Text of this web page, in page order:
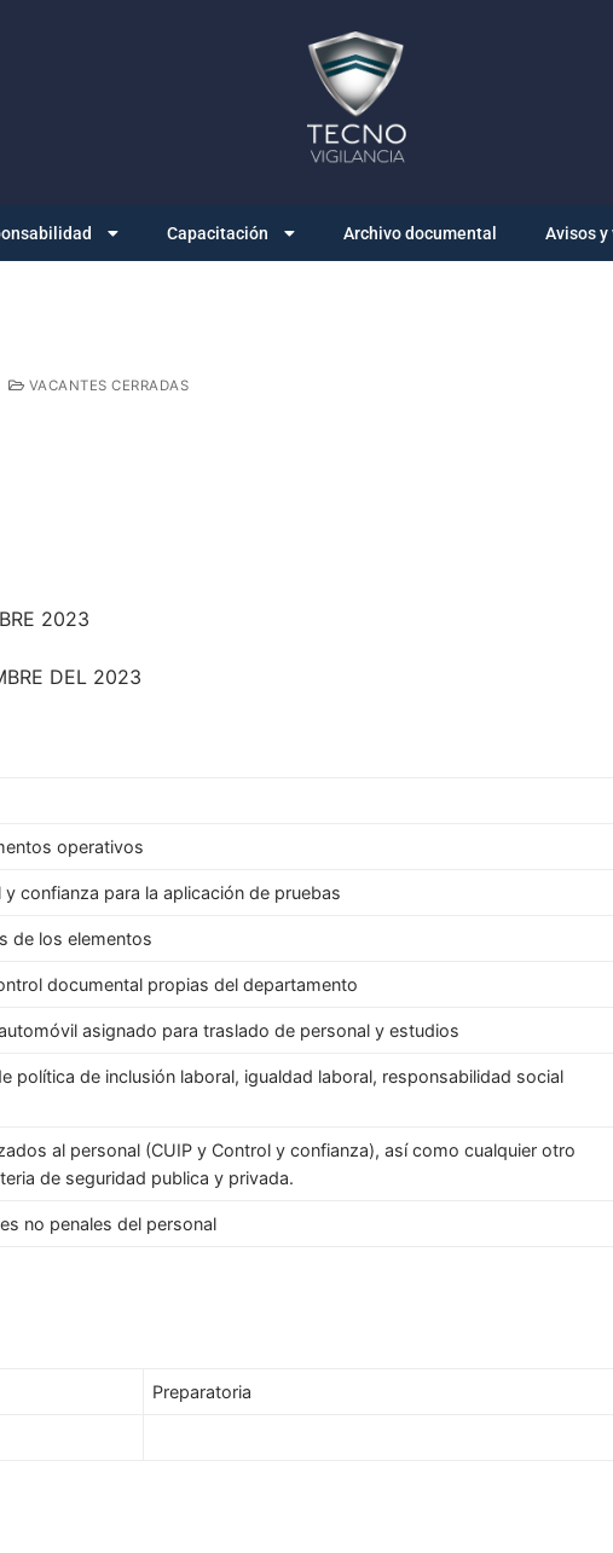
Capacitación Archivo documental Avisos y
VACANTES CERRADAS
2023
DEL 2023
operativos
confianza para la aplicación de pruebas
de los elementos
documental propias del departamento
asignado para traslado de personal y estudios
política de inclusión laboral, igualdad laboral, responsabilidad social
al personal (CUIP y Control y confianza), así como cualquier otro
de seguridad publica y privada.
no penales del personal
Preparatoria